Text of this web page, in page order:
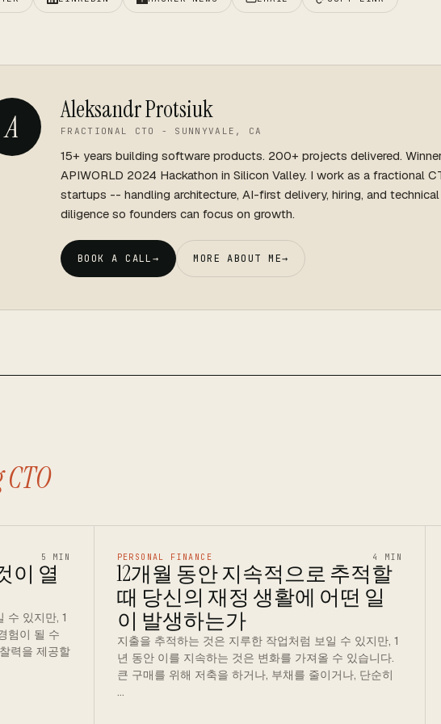
A Aleksandr Protsiuk
FRACTIONAL CTO - SUNNYVALE, CA
15+ years building software products. 200+ projects delivered.
APIWORLD 2024 Hackathon in Silicon Valley. I work as a fractional
startups -- handling architecture, AI-first delivery, hiring, and
diligence so founders can focus on growth.
BOOK A CALL→ MORE ABOUT ME→
5 MIN
이 열
수 있지만, 1
험이 될 수
력을 제공할
PERSONAL FINANCE 4 MIN
12개월 동안 지속적으로 추적할
때 당신의 재정 생활에 어떤 일
이 발생하는가
지출을 추적하는 것은 지루한 작업처럼 보일 수 있지만, 1
년 동안 이를 지속하는 것은 변화를 가져올 수 있습니다.
큰 구매를 위해 저축을 하거나, 부채를 줄이거나, 단순히
…